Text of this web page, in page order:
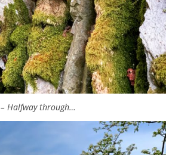
– Halfway through…